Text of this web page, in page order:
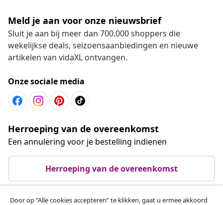
Meld je aan voor onze nieuwsbrief
Sluit je aan bij meer dan 700.000 shoppers die
wekelijkse deals, seizoensaanbiedingen en nieuwe
artikelen van vidaXL ontvangen.
Onze sociale media
Herroeping van de overeenkomst
Een annulering voor je bestelling indienen
Herroeping van de overeenkomst
Door op “Alle cookies accepteren” te klikken, gaat u ermee akkoord